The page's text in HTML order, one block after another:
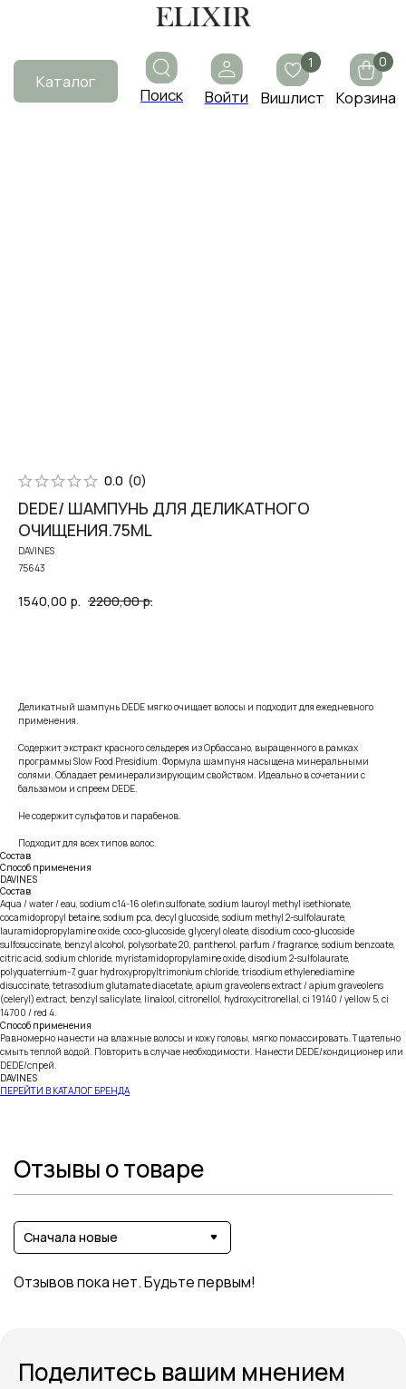
Поиск
Каталог
Войти Вишлист
0.0 (0)
DEDE/ ШАМПУНЬ ДЛЯ ДЕЛИКАТНОГО
ОЧИЩЕНИЯ.75ML
DAVINES
75643
1540,00 р. 2200,00 р.
Деликатный шампунь DEDE мягко очищает волосы и подходит для ежедневного
применения.
Содержит экстракт красного сельдерея из Орбассано, выращенного в рамках
программы Slow Food Presidium. Формула шампуня насыщена минеральными
солями. Обладает реминерализирующим свойством. Идеально в сочетании с
бальзамом и спреем DEDE.
Не содержит сульфатов и парабенов.
Подходит для всех типов волос.
Состав
Способ применения
DAVINES
Состав
Aqua / water / eau, sodium c14-16 olefin sulfonate, sodium lauroyl methyl isethionate,
cocamidopropyl betaine, sodium pca, decyl glucoside, sodium methyl 2-sulfolaurate,
lauramidopropylamine oxide, coco-glucoside, glyceryl oleate, disodium coco-glucoside
sulfosuccinate, benzyl alcohol, polysorbate 20, panthenol, parfum / fragrance, sodium benzoate,
citric acid, sodium chloride, myristamidopropylamine oxide, disodium 2-sulfolaurate,
polyquaternium-7, guar hydroxypropyltrimonium chloride, trisodium ethylenediamine
disuccinate, tetrasodium glutamate diacetate, apium graveolens extract / apium graveolens
(celeryl) extract, benzyl salicylate, linalool, citronellol, hydroxycitronellal, ci 19140 / yellow 5, ci
14700 / red 4.
Способ применения
Равномерно нанести на влажные волосы и кожу головы, мягко помассировать. Тщательно
смыть теплой водой. Повторить в случае необходимости. Нанести DEDE/кондиционер или
DEDE/спрей.
DAVINES
ПЕРЕЙТИ В КАТАЛОГ БРЕНДА
Отзывы о товаре
Сначала новые
Отзывов пока нет. Будьте первым!
Поделитесь вашим мнением